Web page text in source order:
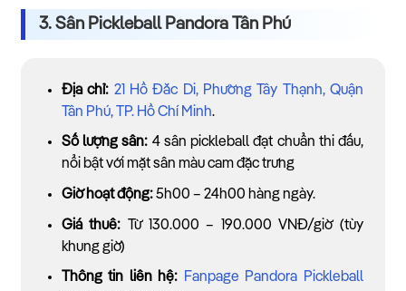
3. Sân Pickleball Pandora Tân Phú
Địa chỉ: 21 Hồ Đắc Di, Phường Tây Thạnh, Quận
Tân Phú, TP. Hồ Chí Minh.
Số lượng sân: 4 sân pickleball đạt chuẩn thi đấu,
nổi bật với mặt sân màu cam đặc trưng
Giờ hoạt động:5h00 – 24h00 hàng ngày.
Giá thuê: Từ 130.000 – 190.000 VNĐ/giờ (tùy
khung giờ)
Thông tin liên hệ: Fanpage Pandora Pickleball